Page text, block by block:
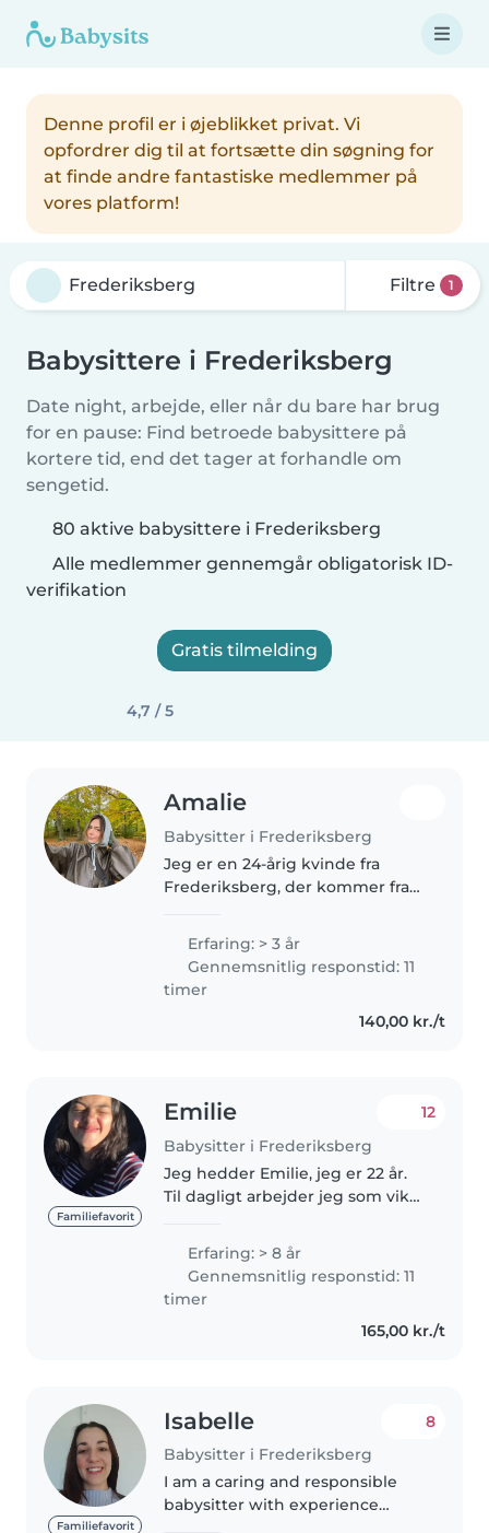
Denne profil er i øjeblikket privat. Vi
opfordrer dig til at fortsætte din søgning for
at finde andre fantastiske medlemmer på
vores platform!
Filtre 1
Babysittere i Frederiksberg
Date night, arbejde, eller når du bare har brug
for en pause: Find betroede babysittere på
kortere tid, end det tager at forhandle om
sengetid.
80 aktive babysittere i Frederiksberg
Alle medlemmer gennemgår obligatorisk ID-
verifikation
Gratis tilmelding
4,7 / 5
Amalie
Babysitter i Frederiksberg
Jeg er en 24-årig kvinde fra
Frederiksberg, der kommer fra
været vant til at hjælpe med at
passe mine yngre søskende.
Som 18-årig arbejdede jeg..
Erfaring: > 3 år
Gennemsnitlig responstid: 11
timer
140,00 kr./t
Familiefavorit
Emilie
Babysitter i Frederiksberg
12
Jeg hedder Emilie, jeg er 22 år.
Til dagligt arbejder jeg som vikar
har passet børn i flere år og i
mange aldre. Jeg har kørekort,
men ikke bil, dog..
Erfaring: > 8 år
Gennemsnitlig responstid: 11
timer
165,00 kr./t
Familiefavorit
Isabelle
Babysitter i Frederiksberg
8
I am a caring and responsible
babysitter with experience